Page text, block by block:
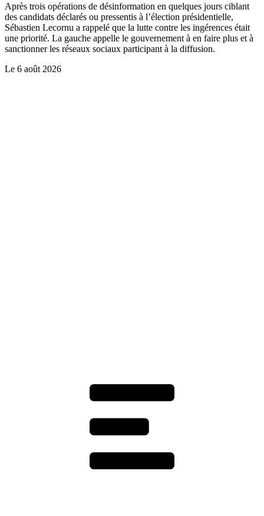
Après trois opérations de désinformation en quelques jours ciblant
des candidats déclarés ou pressentis à l’élection présidentielle,
Sébastien Lecornu a rappelé que la lutte contre les ingérences était
une priorité. La gauche appelle le gouvernement à en faire plus et à
sanctionner les réseaux sociaux participant à la diffusion.
Le 6 août 2026